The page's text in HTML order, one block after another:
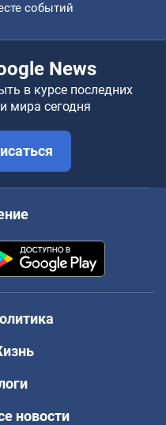
событий
News
в курсе последних
мира сегодня
новости